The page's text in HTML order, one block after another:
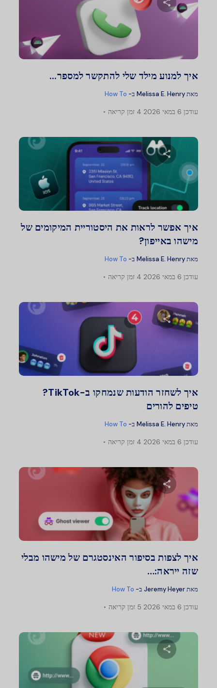
שתף מאמר זה
איך למנוע מילד שלי להתקשר למספר...
מאתMelissa E. Henry ב- How To
עודכן 4 זמן קריאה
שתף מאמר זה
איך אפשר לראות את היסטוריית המיקומים של
מישהו באייפון?
מאתMelissa E. Henry ב- How To
עודכן 4 זמן קריאה
שתף מאמר זה
איך לשחזר הודעות שנמחקו ב-TikTok?
טיפים להורים
מאתMelissa E. Henry ב- How To
עודכן 4 זמן קריאה
שתף מאמר זה
איך לצפות בסיפור האינסטגרם של מישהו מבלי
שזה ייראה:…
מאתJeremy Heyer ב- How To
עודכן 5 זמן קריאה
שתף מאמר זה